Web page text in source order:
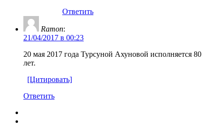
Ответить
Ramon:
21/04/2017 в 00:23
20 мая 2017 года Турсуной Ахуновой исполняется 80
лет.
[Цитировать]
Ответить